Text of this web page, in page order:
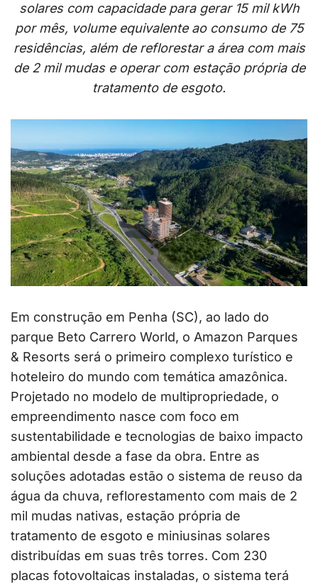
solares com capacidade para gerar 15 mil kWh
por mês, volume equivalente ao consumo de 75
residências, além de reflorestar a área com mais
de 2 mil mudas e operar com estação própria de
tratamento de esgoto.
Em construção em Penha (SC), ao lado do
parque Beto Carrero World, o Amazon Parques
& Resorts será o primeiro complexo turístico e
hoteleiro do mundo com temática amazônica.
Projetado no modelo de multipropriedade, o
empreendimento nasce com foco em
sustentabilidade e tecnologias de baixo impacto
ambiental desde a fase da obra. Entre as
soluções adotadas estão o sistema de reuso da
água da chuva, reflorestamento com mais de 2
mil mudas nativas, estação própria de
tratamento de esgoto e miniusinas solares
distribuídas em suas três torres. Com 230
placas fotovoltaicas instaladas, o sistema terá